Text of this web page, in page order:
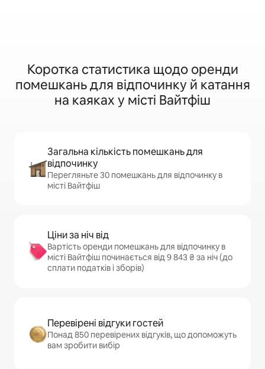
Коротка статистика щодо оренди
помешкань для відпочинку й катання
на каяках у місті Вайтфіш
Загальна кількість помешкань для
відпочинку
Перегляньте 30 помешкань для відпочинку в
місті Вайтфіш
Ціни за ніч від
Вартість оренди помешкань для відпочинку в
місті Вайтфіш починається від 9 843 ₴ за ніч (до
сплати податків і зборів)
Перевірені відгуки гостей
Понад 850 перевірених відгуків, що допоможуть
вам зробити вибір